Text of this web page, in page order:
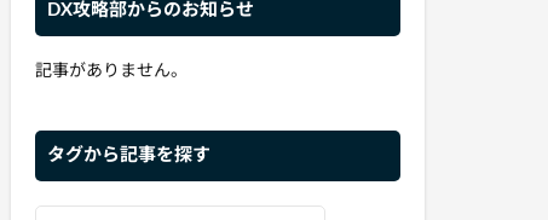
DX攻略部からのお知らせ
記事がありません。
タグから記事を探す